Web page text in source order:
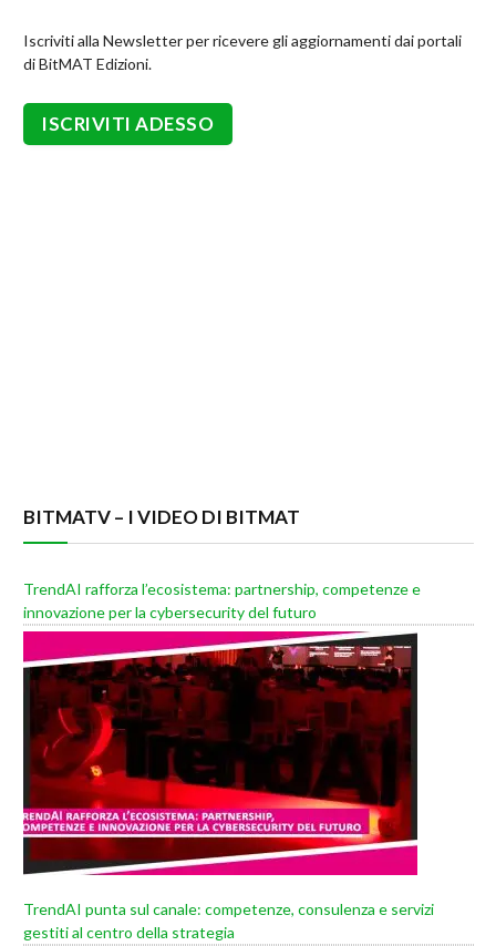
Iscriviti alla Newsletter per ricevere gli aggiornamenti dai portali
di BitMAT Edizioni.
BITMATV – I VIDEO DI BITMAT
TrendAI rafforza l’ecosistema: partnership, competenze e
innovazione per la cybersecurity del futuro
TrendAI punta sul canale: competenze, consulenza e servizi
gestiti al centro della strategia